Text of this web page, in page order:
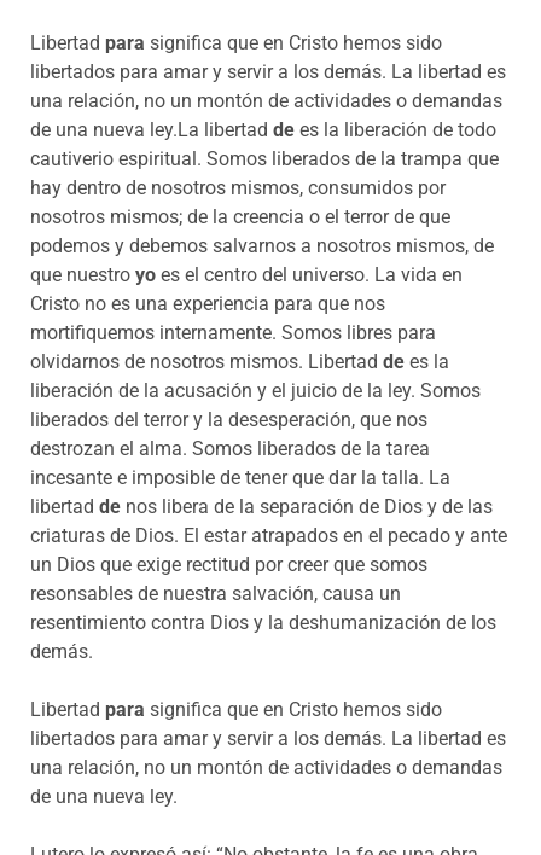
Libertad para significa que en Cristo hemos sido
libertados para amar y servir a los demás. La libertad es
una relación, no un montón de actividades o demandas
de una nueva ley.La libertad de es la liberación de todo
cautiverio espiritual. Somos liberados de la trampa que
hay dentro de nosotros mismos, consumidos por
nosotros mismos; de la creencia o el terror de que
podemos y debemos salvarnos a nosotros mismos, de
que nuestro yo es el centro del universo. La vida en
Cristo no es una experiencia para que nos
mortifiquemos internamente. Somos libres para
olvidarnos de nosotros mismos. Libertad de es la
liberación de la acusación y el juicio de la ley. Somos
liberados del terror y la desesperación, que nos
destrozan el alma. Somos liberados de la tarea
incesante e imposible de tener que dar la talla. La
libertad de nos libera de la separación de Dios y de las
criaturas de Dios. El estar atrapados en el pecado y ante
un Dios que exige rectitud por creer que somos
resonsables de nuestra salvación, causa un
resentimiento contra Dios y la deshumanización de los
demás.
Libertad para significa que en Cristo hemos sido
libertados para amar y servir a los demás. La libertad es
una relación, no un montón de actividades o demandas
de una nueva ley.